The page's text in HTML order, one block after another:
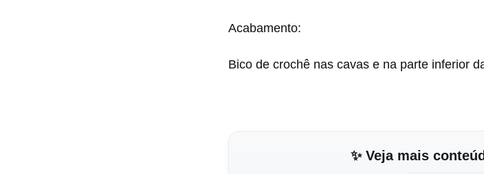
Acabamento:
Bico de crochê nas cavas e na parte inferior
✨ Veja mais